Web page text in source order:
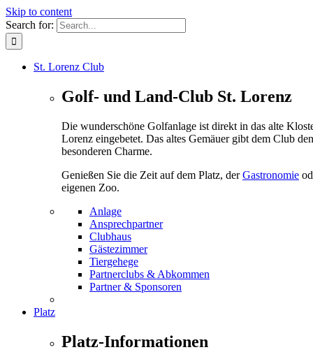
Skip to content
Search for:
St. Lorenz Club
Golf- und Land-Club St. Lorenz
Die wunderschöne Golfanlage ist direkt in das alte
Lorenz eingebetet. Das altes Gemäuer gibt dem Club
besonderen Charme.
Genießen Sie die Zeit auf dem Platz, derGastronomie
eigenen Zoo.
Anlage
Ansprechpartner
Clubhaus
Gästezimmer
Tiergehege
Partnerclubs & Abkommen
Partner & Sponsoren
Platz
Platz-Informationen